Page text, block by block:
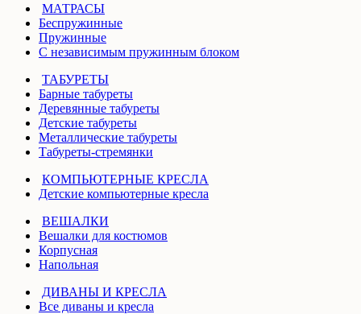
МАТРАСЫ
Беспружинные
Пружинные
С независимым пружинным блоком
ТАБУРЕТЫ
Барные табуреты
Деревянные табуреты
Детские табуреты
Металлические табуреты
Табуреты-стремянки
КОМПЬЮТЕРНЫЕ КРЕСЛА
Детские компьютерные кресла
ВЕШАЛКИ
Вешалки для костюмов
Корпусная
Напольная
ДИВАНЫ И КРЕСЛА
Все диваны и кресла